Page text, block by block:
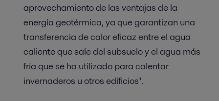
aprovechamiento de las ventajas de la
energía geotérmica, ya que garantizan una
transferencia de calor eficaz entre el agua
caliente que sale del subsuelo y el agua más
fría que se ha utilizado para calentar
invernaderos u otros edificios".